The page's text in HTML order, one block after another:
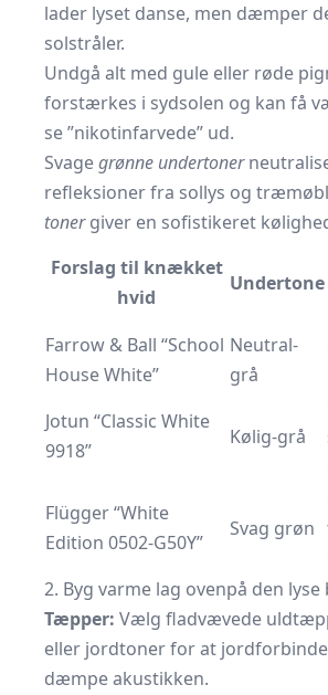
lader lyset danse, men dæmper
solstråler.
Undgå alt med gule eller røde
forstærkes i sydsolen og kan få
se ”nikotinfarvede” ud.
Svagegrønne undertoner
refleksioner fra sollys og
tonergiver en sofistikeret
Forslag til knækket
hvid
Undertone
Farrow & Ball “School
House White”
Neutral-
grå
Jotun “Classic White
9918”
Kølig-grå
Flügger “White
Edition 0502-G50Y”
Svag grøn
2. Byg varme lag ovenpå den lyse
Tæpper: Vælg fladvævede
eller jordtoner for at
dæmpe akustikken.